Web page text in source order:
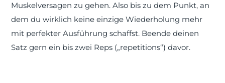
Muskelversagen zu gehen. Also bis zu dem Punkt, an
dem du wirklich keine einzige Wiederholung mehr
mit perfekter Ausführung schaffst. Beende deinen
Satz gern ein bis zwei Reps („repetitions“) davor.